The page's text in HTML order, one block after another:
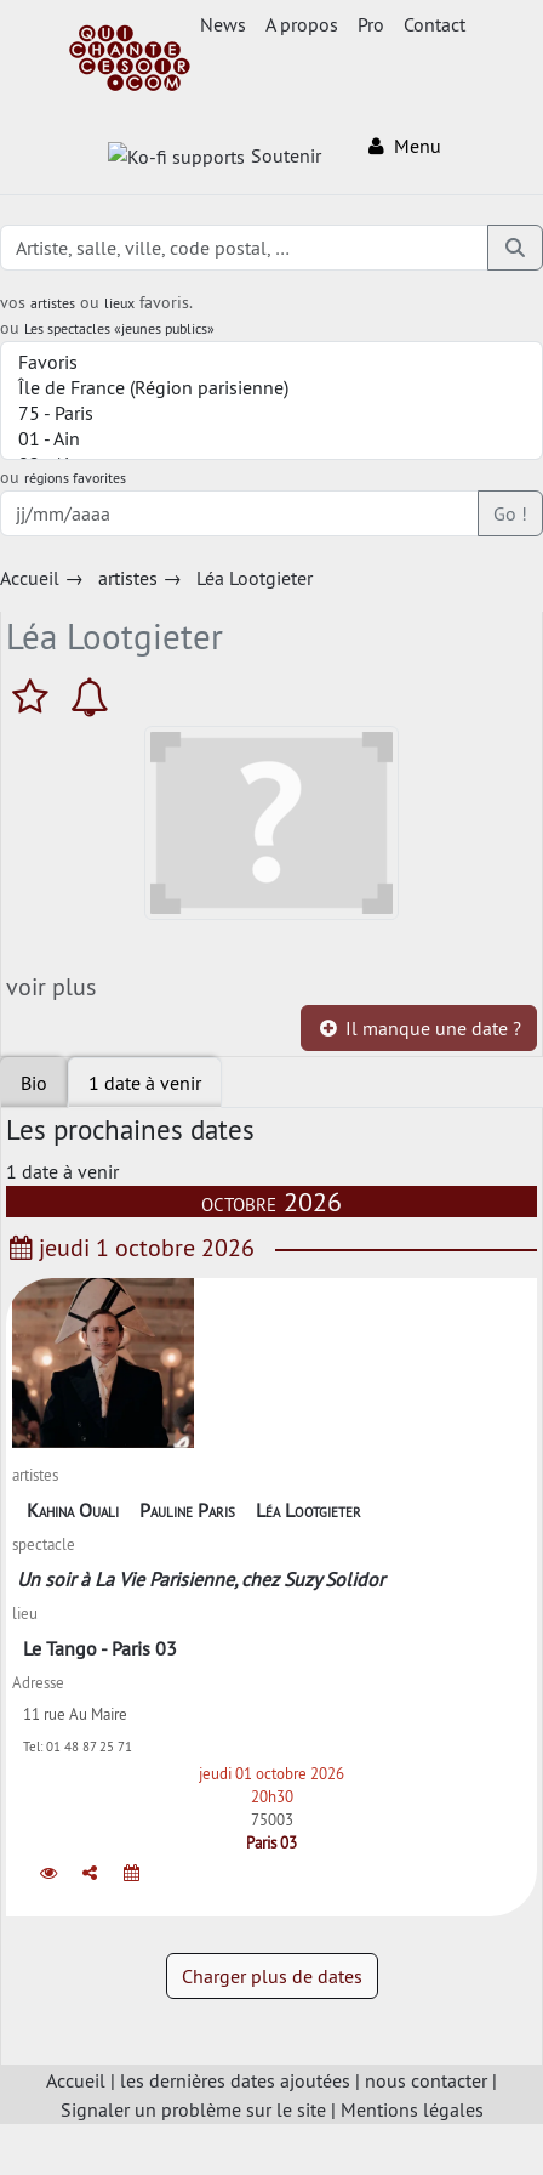
News A propos Pro Contact
Soutenir Menu
vos artistes ou lieux favoris.
ou Les spectacles «jeunes publics»
ou régions favorites
Go !
Accueil → artistes → Léa Lootgieter
Léa Lootgieter
voir plus
Il manque une date ?
Bio 1 date à venir
Les prochaines dates
1 date à venir
octobre 2026
jeudi 1 octobre 2026
artistes
Kahina Ouali Pauline Paris Léa Lootgieter
spectacle
Un soir à La Vie Parisienne, chez Suzy Solidor
lieu
Le Tango - Paris 03
Adresse
11 rue Au Maire
Tel: 01 48 87 25 71
jeudi 01 octobre 2026
20h30
75003
Paris 03
Charger plus de dates
Accueil | les dernières dates ajoutées | nous contacter|
Signaler un problème sur le site| Mentions légales